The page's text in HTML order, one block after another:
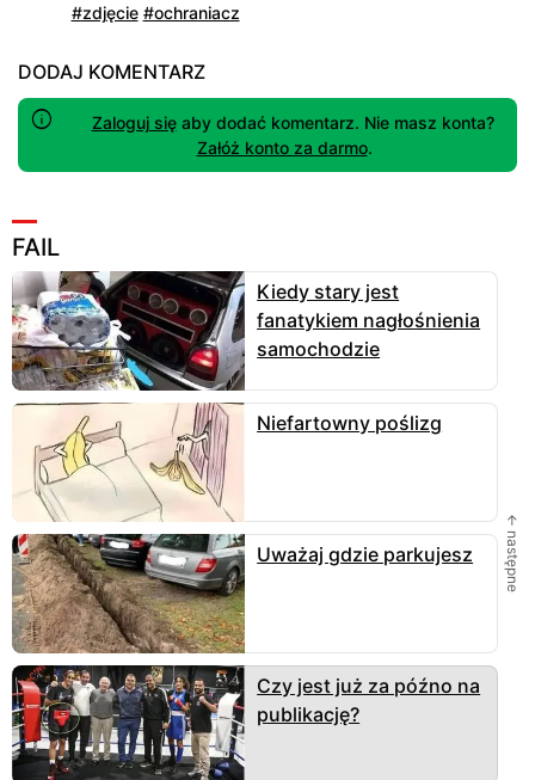
#zdjęcie #ochraniacz
DODAJ KOMENTARZ
Zaloguj sięaby dodać komentarz. Nie masz konta?
Załóż konto za darmo.
FAIL
Kiedy stary jest
fanatykiem nagłośnienia
samochodzie
Niefartowny poślizg
Uważaj gdzie parkujesz
Czy jest już za późno na
publikację?
← następne